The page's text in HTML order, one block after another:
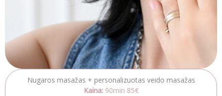
Nugaros masažas + personalizuotas veido masažas
Kaina: 90min 85€